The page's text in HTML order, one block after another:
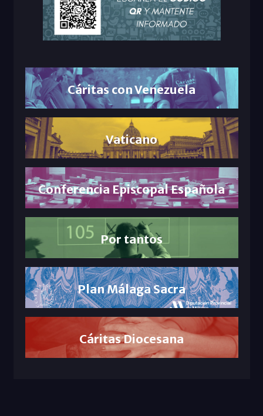
Cáritas con Venezuela
Vaticano
Conferencia Episcopal Española
Por tantos
Plan Málaga Sacra
Cáritas Diocesana